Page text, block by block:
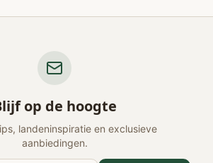
op de hoogte
landeninspiratie en exclusieve
aanbiedingen.